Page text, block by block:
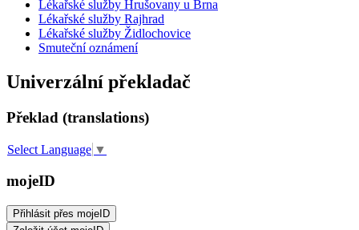
Lékařské služby Hrušovany u Brna
Lékařské služby Rajhrad
Lékařské služby Židlochovice
Smuteční oznámení
Univerzální překladač
Překlad (translations)
Select Language ▼
mojeID